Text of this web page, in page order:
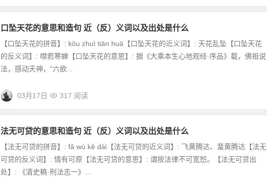
口坠天花的意思和造句 近（反）义词以及出处是什么
【口坠天花的拼音】: kǒu zhuì tiān huā【口坠天花的近义词】: 天花乱坠【口坠天花
的反义词】: 噤若寒蝉【口坠天花的意思】: 据《大乘本生心地观经·序品》载，佛祖说
法，感动天神，“六欲...
03月17日 317 阅读
法无可贷的意思和造句 近（反）义词以及出处是什么
【法无可贷的拼音】: fǎ wú kě dài【法无可贷的近义词】: 飞黄腾达、蜚黄腾达【法无
可贷的反义词】: 情有可原【法无可贷的意思】: 谓按法律不可宽恕。【法无可贷出
处】: 《清史稿·刑法志一》...